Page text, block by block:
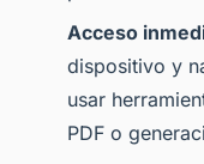
Acceso
dispositivo y
usar
PDF o